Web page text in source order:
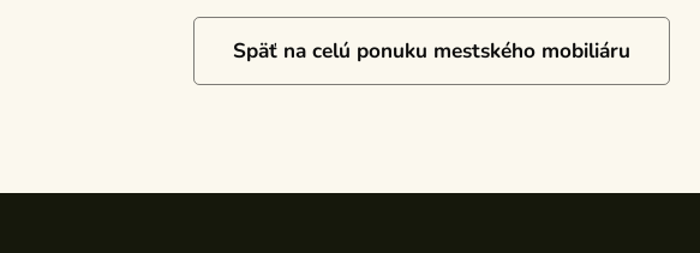
Späť na celú ponuku mestského mobiliáru